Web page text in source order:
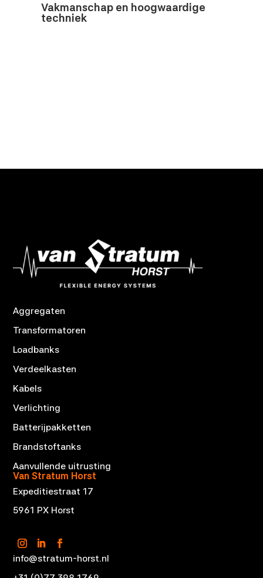
Vakmanschap en hoogwaardige
techniek
Aggregaten
Transformatoren
Loadbanks
Verdeelkasten
Kabels
Verlichting
Batterijpakketten
Brandstoftanks
Aanvullende uitrusting
Van Stratum Horst
Expeditiestraat 17
5961 PX Horst
info@stratum-horst.nl